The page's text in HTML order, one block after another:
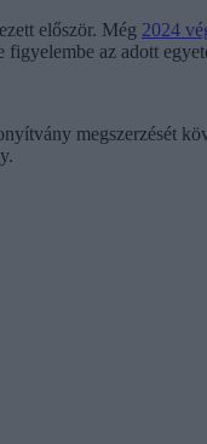
először. Még 2024
az adott
megszerzését